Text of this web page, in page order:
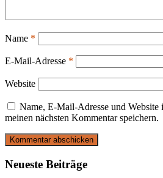
Name *
E-Mail-Adresse *
Website
Name, E-Mail-Adresse und Website
meinen nächsten Kommentar speichern.
Primary
Neueste Beiträge